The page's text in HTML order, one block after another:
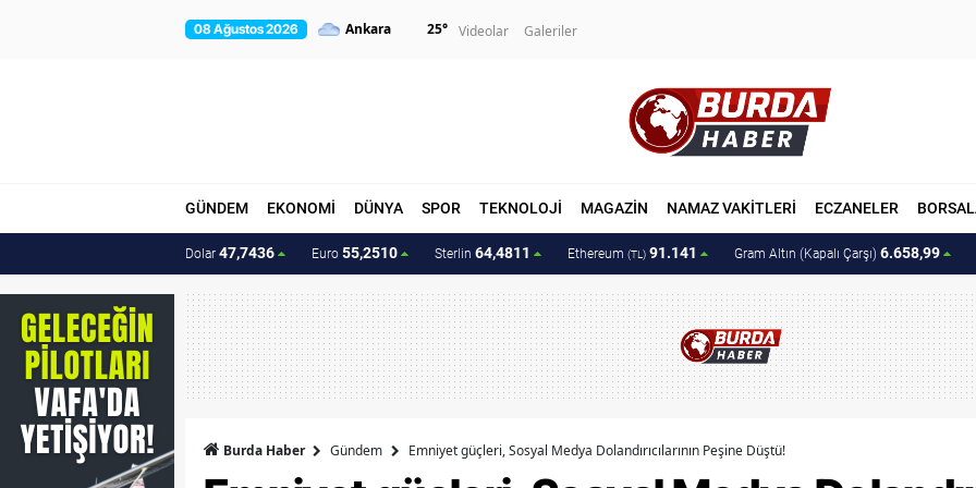
08 Ağustos 2026 25° Videolar Galeriler
GÜNDEM EKONOMİ DÜNYA SPOR TEKNOLOJİ MAGAZİN NAMAZ VAKİTLERİ ECZANELER
Dolar 47,7436 Euro 55,2510 Sterlin 64,4811 Ethereum (TL) 91.141 Gram Altın (Kapalı Çarşı) 6.658,99
Burda Haber Gündem Emniyet güçleri, Sosyal Medya Dolandırıcılarının Peşine Düştü!